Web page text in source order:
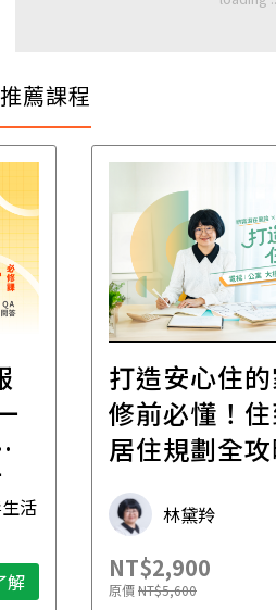
推薦課程
活
解
打造安心住
修前必懂！
居住規劃全
林黛羚
NT$2,900
原價NT$5,600